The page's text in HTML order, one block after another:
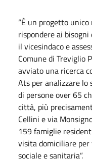
“È un progetto
rispondere ai
il vicesindaco e
Comune di Treviglio
avviato una ricerca
Ats per analizzare lo
di persone over 65
città, più
Cellini e via
159 famiglie
visita domiciliare
sociale e sanitaria”.